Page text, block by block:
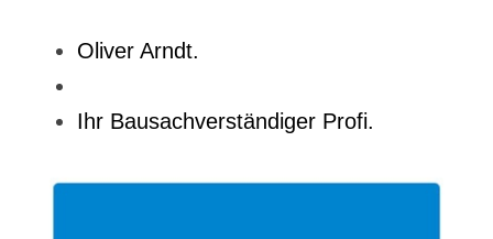
Oliver Arndt.
Ihr Bausachverständiger Profi.